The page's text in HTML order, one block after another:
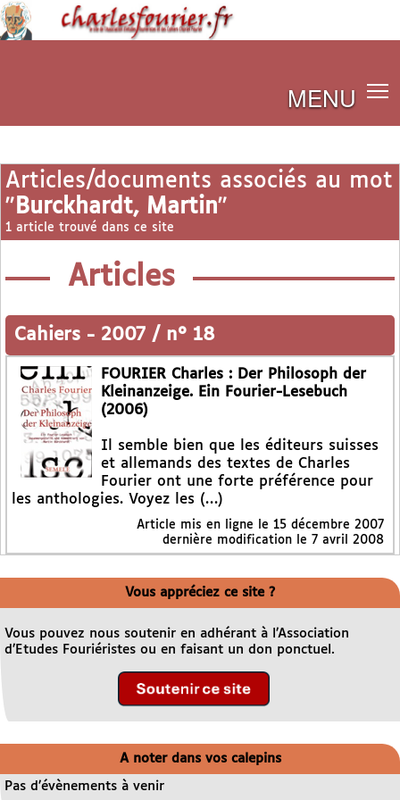
MENU
Articles/documents associés au mot
" Burckhardt, Martin"
1 article trouvé dans ce site
Articles
Cahiers - 2007 / n° 18
FOURIER Charles : Der Philosoph der
Kleinanzeige. Ein Fourier-Lesebuch
(2006)
Il semble bien que les éditeurs suisses
et allemands des textes de Charles
Fourier ont une forte préférence pour
les anthologies. Voyez les (…)
Article mis en ligne le 15 décembre 2007
dernière modification le 7 avril 2008
Vous appréciez ce site ?
Vous pouvez nous soutenir en adhérant à l’Association
d’Etudes Fouriéristes ou en faisant un don ponctuel.
A noter dans vos calepins
Pas d’évènements à venir